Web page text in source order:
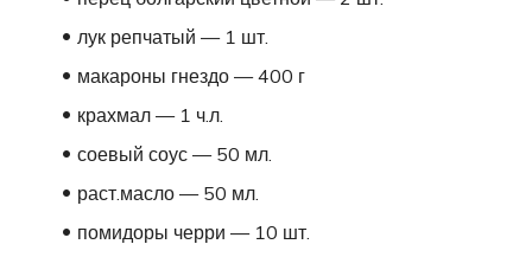
лук репчатый — 1 шт.
макароны гнездо — 400 г
крахмал — 1 ч.л.
соевый соус — 50 мл.
раст.масло — 50 мл.
помидоры черри — 10 шт.